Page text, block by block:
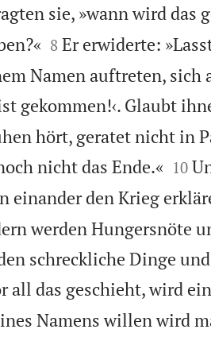
sie, »wann wird das

8 Er erwiderte:
Namen auftreten, sich
gekommen!‹. Glaubt
hört, geratet nicht in
nicht das Ende.«
10
einander den Krieg
werden Hungersnöte
schreckliche Dinge
all das geschieht, wird
Namens willen wird